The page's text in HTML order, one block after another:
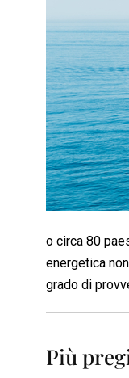
o circa 80
energetica
grado di
Più